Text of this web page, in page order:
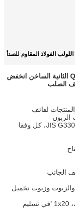
اللولب الفولاذ المقاوم للصدأ
Q195 DX51D SGCC ASTM A653M JIS 610mm الثانية الساخن انخفض
3) معيار: JIS G3302 1998، ASTM A653M / A924M 2004، كل وفقا